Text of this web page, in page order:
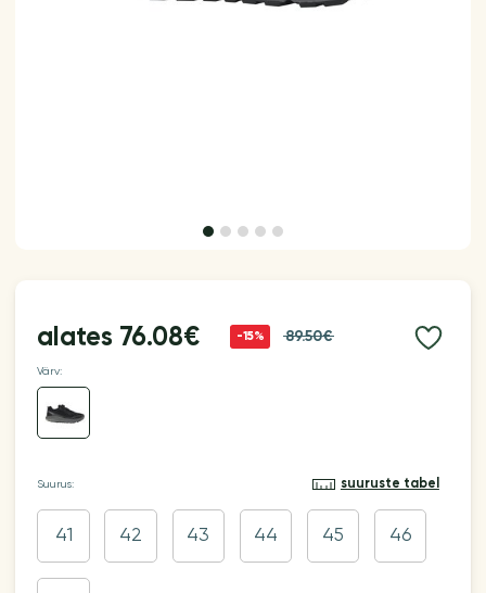
alates 76.08€ -15% 89.50€
Värv:
Suurus: suuruste tabel
41 42 43 44 45 46